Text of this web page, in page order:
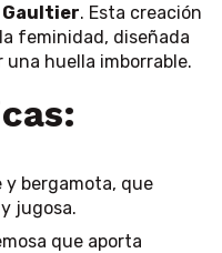
Gaultier. Esta creación
feminidad, diseñada
una huella imborrable.
y bergamota, que
jugosa.
que aporta